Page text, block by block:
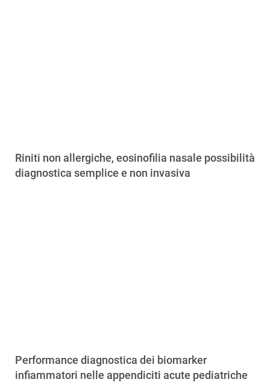
Riniti non allergiche, eosinofilia nasale possibilità
diagnostica semplice e non invasiva
Performance diagnostica dei biomarker
infiammatori nelle appendiciti acute pediatriche